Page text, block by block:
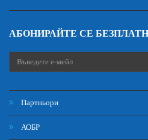
АБОНИРАЙТЕ СЕ
Партньори
АОБР